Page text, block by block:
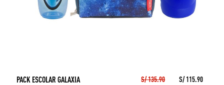
PACK ESCOLAR GALAXIA S/ 135.90 S/ 115.90